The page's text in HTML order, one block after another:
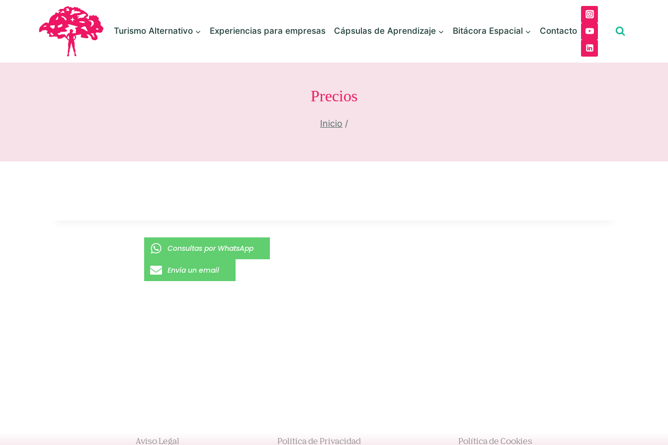
Turismo Alternativo Experiencias para empresas Cápsulas de Aprendizaje Bitácora Espacial Contacto
Precios
Inicio /
Aviso Legal Política de Privacidad Política de Cookies
Consultas por WhatsApp
Envía un email